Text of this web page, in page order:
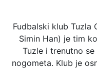
Fudbalski klub Tuzla
Simin Han) je tim
Tuzle i trenutno
nogometa. Klub je